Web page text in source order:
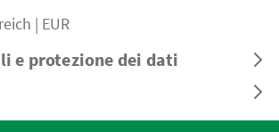
e protezione dei dati
| EUR